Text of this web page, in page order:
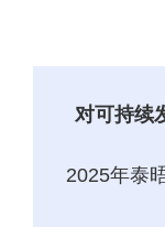
对可持续
2025年泰